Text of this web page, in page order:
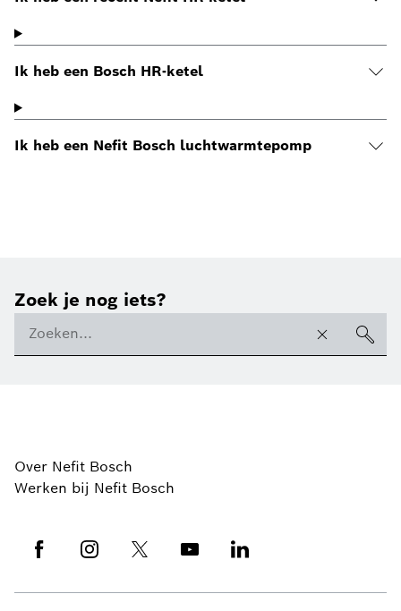
Ik heb een Bosch HR-ketel
Ik heb een Nefit Bosch luchtwarmtepomp
Zoek je nog iets?
Over Nefit Bosch
Werken bij Nefit Bosch